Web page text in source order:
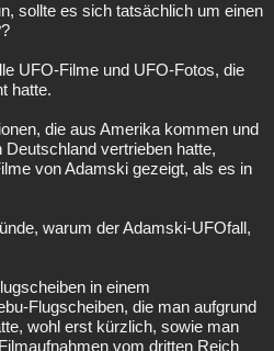
sollte es sich tatsächlich um einen
UFO-Filme und UFO-Fotos, die
hatte.
die aus Amerika kommen und
vertrieben hatte,
von Adamski gezeigt, als es in
warum der Adamski-UFOfall,
in einem
Flugscheiben, die man aufgrund
wohl erst kürzlich, sowie man
vom dritten Reich